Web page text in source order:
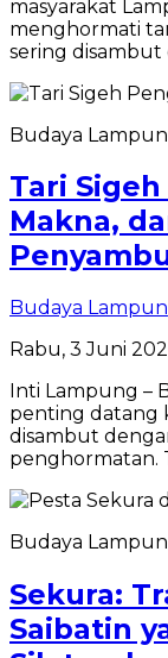
masyarakat
menghormati
sering
Budaya
Tari
Makna,
Budaya
Rabu, 3 Juni
Inti Lampung –
penting datang
disambut
penghormatan.
Budaya
Sekura:
Saibatin